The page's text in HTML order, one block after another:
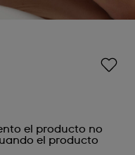
el producto no
el producto